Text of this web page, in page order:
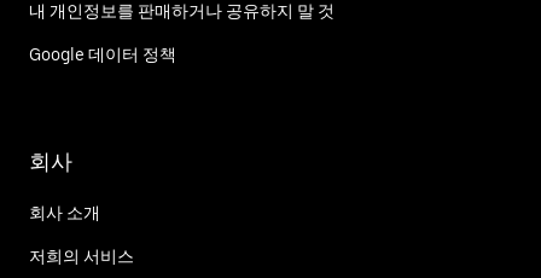
내 개인정보를 판매하거나 공유하지 말 것
Google 데이터 정책
회사
회사 소개
저희의 서비스